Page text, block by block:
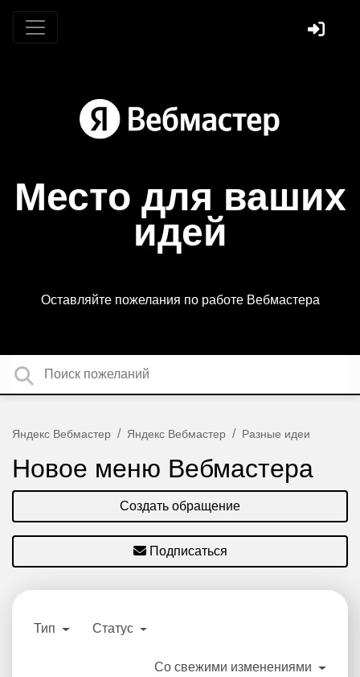
Место для ваших
идей
Оставляйте пожелания по работе Вебмастера
Яндекс Вебмастер Яндекс Вебмастер Разные идеи
Новое меню Вебмастера
Создать обращение
Подписаться
Тип Статус
Со свежими изменениями